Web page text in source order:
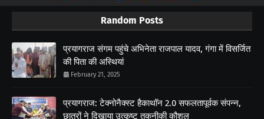
Random Posts
प्रयागराज संगम पहुंचे अभिनेता राजपाल यादव, गंगा में विसर्जित
की पिता की अस्थियां
February 21, 2025
प्रयागराज: टेक्नोनैक्स्ट हैकाथॉन 2.0 सफलतापूर्वक संपन्न,
छात्रों ने दिखाया उत्कृष्ट तकनीकी कौशल